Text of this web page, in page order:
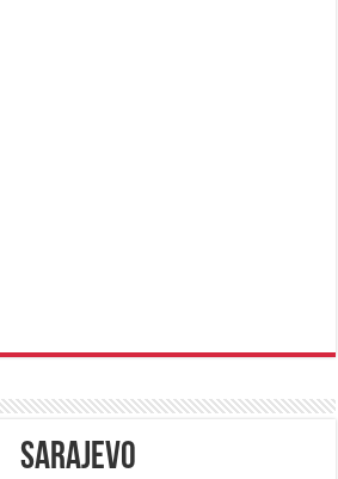
Sarajevo